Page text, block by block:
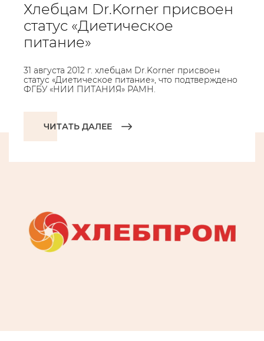
Хлебцам Dr.Korner присвоен
статус «Диетическое
питание»
31 августа 2012 г. хлебцам Dr.Korner присвоен
статус «Диетическое питание», что подтверждено
ФГБУ «НИИ ПИТАНИЯ» РАМН.
ЧИТАТЬ ДАЛЕЕ